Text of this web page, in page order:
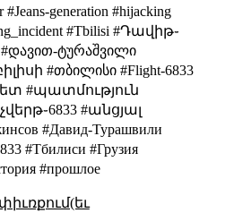
#Jeans-generation #hijacking
#Tbilisi #Դավիթ֊
ტურაშვილი
#თბილისი #Flight-6833
#պատմություն
#անցյալ
#Давид-Турашвили
#Тбилиси #Грузия
#прошлое